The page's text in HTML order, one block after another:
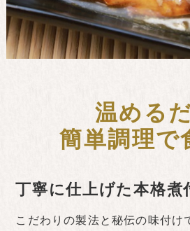
温める
簡単調理で
丁寧に仕上げた本格煮
こだわりの製法と秘伝の味付け